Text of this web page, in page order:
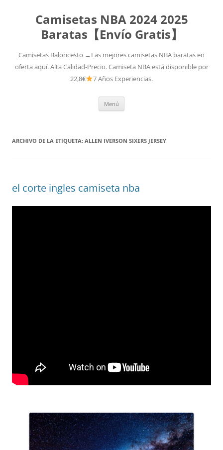
Camisetas NBA 2024 2025
Baratas【Envío Gratis】
Camisetas Baloncesto →Las mejores camisetas NBA baratas en
oferta aquí. Alta Calidad-Precio. Camiseta NBA está disponible por
22,8€
7 Años Experiencias.
Menú
ARCHIVO DE LA ETIQUETA: ALLEN IVERSON SIXERS JERSEY
el corte ingles camiseta nba